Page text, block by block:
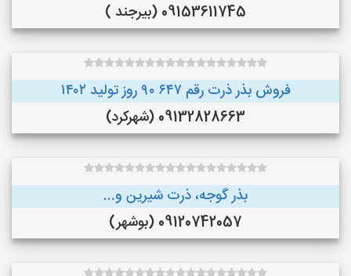
09153611745 (بیرجند )
فروش بذر ذرت رقم ۶۴۷ ۹۰ روز تولید ۱۴۰۲
09132828663 (شهرکرد)
بذر گوجه، ذرت شیرین و...
09120742057 (بوشهر)